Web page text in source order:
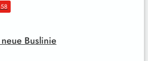
Buslinie